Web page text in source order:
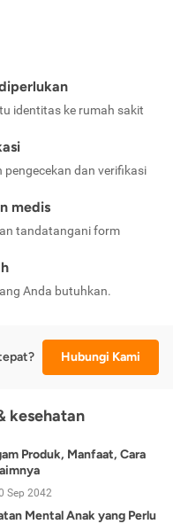
identitas ke rumah sakit
dan verifikasi
medis
tandatangani form
Anda butuhkan.
Hubungi Kami
kesehatan
Produk, Manfaat, Cara
Sep 2042
Mental Anak yang Perlu